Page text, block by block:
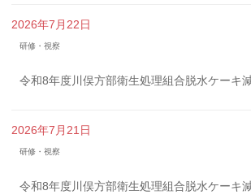
2026年7月22日
研修・視察
令和8年度川俣方部衛生処理組合脱水ケーキ
2026年7月21日
研修・視察
令和8年度川俣方部衛生処理組合脱水ケーキ